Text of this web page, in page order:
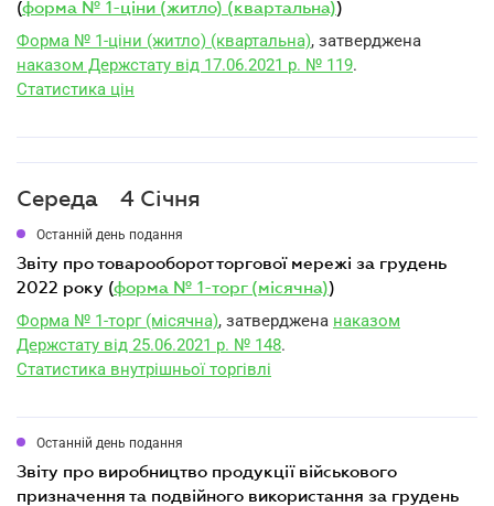
(форма № 1-ціни (житло) (квартальна))
Форма № 1-ціни (житло) (квартальна), затверджена
наказом Держстату від 17.06.2021 р. № 119.
Статистика цін
Середа 4 Січня
Останній день подання
звіту про товарооборот торгової мережі за грудень
2022 року (форма № 1-торг (місячна))
Форма № 1-торг (місячна), затверджена наказом
Держстату від 25.06.2021 р. № 148.
Статистика внутрішньої торгівлі
Останній день подання
звіту про виробництво продукції військового
призначення та подвійного використання за грудень